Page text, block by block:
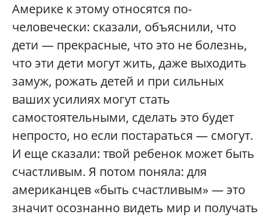
Америке к этому относятся по-
человечески: сказали, объяснили, что
дети — прекрасные, что это не болезнь,
что эти дети могут жить, даже выходить
замуж, рожать детей и при сильных
ваших усилиях могут стать
самостоятельными, сделать это будет
непросто, но если постараться — смогут.
И еще сказали: твой ребенок может быть
счастливым. Я потом поняла: для
американцев «быть счастливым» — это
значит осознанно видеть мир и получать